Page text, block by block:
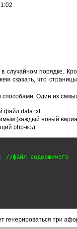
случайном порядке.
сказать, что
способами. Один из
файл data.txt
(каждый новый
php-код:
//файл содержимого
генерироваться три